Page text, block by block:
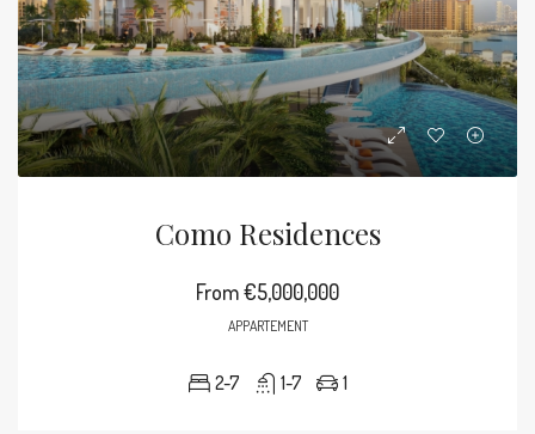
Como Residences
From€5,000,000
APPARTEMENT
2-7 1-7 1